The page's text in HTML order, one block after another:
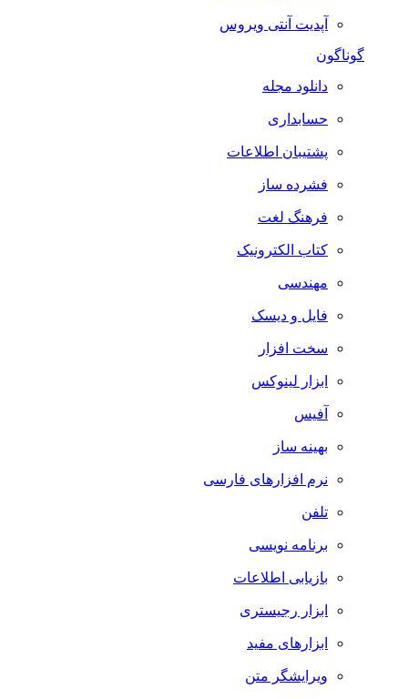
آپدیت آنتی ویروس
گوناگون
دانلود مجله
حسابداری
پشتیبان اطلاعات
فشرده ساز
فرهنگ لغت
کتاب الکترونیک
مهندسی
فایل و دیسک
سخت افزار
ابزار لینوکس
آفیس
بهینه ساز
نرم افزارهای فارسی
تلفن
برنامه نویسی
بازیابی اطلاعات
ابزار رجیستری
ابزارهای مفید
ویرایشگر متن